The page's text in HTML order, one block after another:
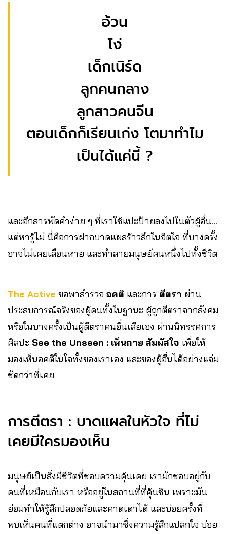
อ้วน
โง่
เด็กเนิร์ด
ลูกคนกลาง
ลูกสาวคนจีน
ตอนเด็กก็เรียนเก่ง โตมาทำไม
เป็นได้แค่นี้ ?
และอีกสารพัดคำง่าย ๆ ที่เราใช้แปะป้ายลงไปในตัวผู้อื่น…
แต่หารู้ไม่ นี่คือการฝากบาดแผลร้าวลึกในจิตใจ ที่บางครั้ง
อาจไม่เคยเลือนหาย และทำลายมนุษย์คนหนึ่งไปทั้งชีวิต
The Active ขอพาสำรวจ อคติ และการ ตีตรา ผ่าน
ประสบการณ์จริงของผู้คนทั้งในฐานะ ผู้ถูกตีตราจากสังคม
หรือในบางครั้งเป็นผู้ตีตราคนอื่นเสียเอง ผ่านนิทรรศการ
ศิลปะ See the Unseen : เห็นกาย สัมผัสใจ เพื่อให้
มองเห็นอคติในใจทั้งของเราเอง และของผู้อื่นได้อย่างแจ่ม
ชัดกว่าที่เคย
การตีตรา : บาดแผลในหัวใจ ที่ไม่
เคยมีใครมองเห็น
มนุษย์เป็นสิ่งมีชีวิตที่ชอบความคุ้นเคย เรามักชอบอยู่กับ
คนที่เหมือนกับเรา หรืออยู่ในสถานที่ที่คุ้นชิน เพราะมัน
ย่อมทำให้รู้สึกปลอดภัยและคาดเดาได้ และบ่อยครั้งที่
พบเห็นคนที่แตกต่าง อาจนำมาซึ่งความรู้สึกแปลกใจ บ่อย